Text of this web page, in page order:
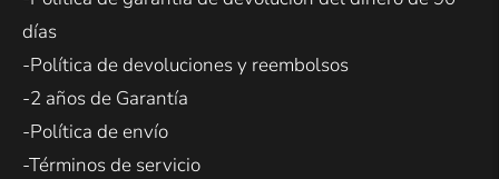
días
-Política de devoluciones y reembolsos
-2 años de Garantía
-Política de envío
-Términos de servicio